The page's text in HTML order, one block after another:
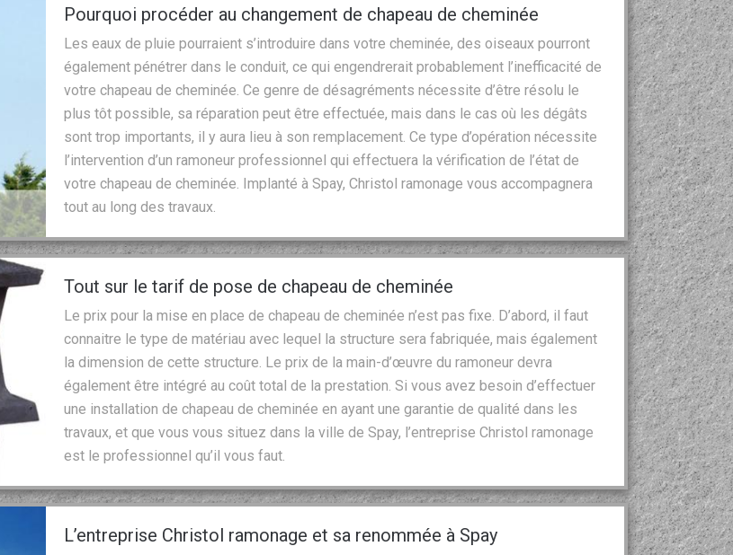
Pourquoi procéder au changement de chapeau de cheminée
Les eaux de pluie pourraient s’introduire dans votre cheminée, des oiseaux pourront
également pénétrer dans le conduit, ce qui engendrerait probablement l’inefficacité de
votre chapeau de cheminée. Ce genre de désagréments nécessite d’être résolu le
plus tôt possible, sa réparation peut être effectuée, mais dans le cas où les dégâts
sont trop importants, il y aura lieu à son remplacement. Ce type d’opération nécessite
l’intervention d’un ramoneur professionnel qui effectuera la vérification de l’état de
votre chapeau de cheminée. Implanté à Spay, Christol ramonage vous accompagnera
tout au long des travaux.
Tout sur le tarif de pose de chapeau de cheminée
Le prix pour la mise en place de chapeau de cheminée n’est pas fixe. D’abord, il faut
connaitre le type de matériau avec lequel la structure sera fabriquée, mais également
la dimension de cette structure. Le prix de la main-d’œuvre du ramoneur devra
également être intégré au coût total de la prestation. Si vous avez besoin d’effectuer
une installation de chapeau de cheminée en ayant une garantie de qualité dans les
travaux, et que vous vous situez dans la ville de Spay, l’entreprise Christol ramonage
est le professionnel qu’il vous faut.
L’entreprise Christol ramonage et sa renommée à Spay